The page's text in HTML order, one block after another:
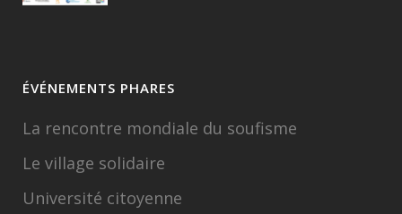
ÉVÉNEMENTS PHARES
La rencontre mondiale du soufisme
Le village solidaire
Université citoyenne